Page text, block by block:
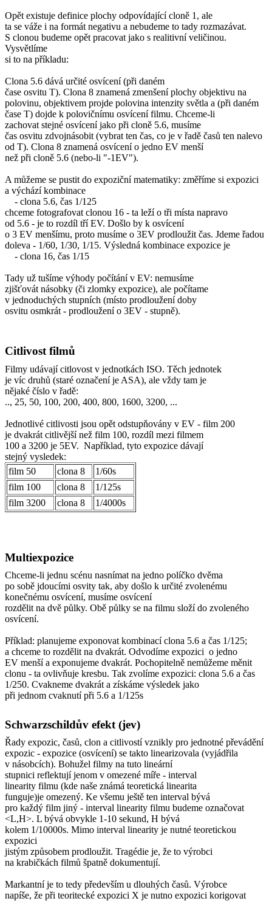
Opět existuje definice plochy odpovídající cloně 1, ale
ta se váže i na formát negativu a nebudeme to tady rozmazávat.
S clonou budeme opět pracovat jako s realitivní veličinou.
Vysvětlíme
si to na příkladu:
Clona 5.6 dává určité osvícení (při daném
čase osvitu T). Clona 8 znamená zmenšení plochy objektivu na
polovinu, objektivem projde polovina intenzity světla a (při daném
čase T) dojde k polovičnímu osvícení filmu. Chceme-li
zachovat stejné osvícení jako při cloně 5.6, musíme
čas osvitu zdvojnásobit (vybrat ten čas, co je v řadě časů ten nalevo
od T). Clona 8 znamená osvícení o jedno EV menší
než při cloně 5.6 (nebo-li "-1EV").
A můžeme se pustit do expoziční matematiky: změříme si expozici
a výchází kombinace
- clona 5.6, čas 1/125
chceme fotografovat clonou 16 - ta leží o tři místa napravo
od 5.6 - je to rozdíl tří EV. Došlo by k osvícení
o 3 EV menšímu, proto musíme o 3EV prodloužit čas. Jdeme řadou
doleva - 1/60, 1/30, 1/15. Výsledná kombinace expozice je
- clona 16, čas 1/15
Tady už tušíme výhody počítání v EV: nemusíme
zjišťovát násobky (či zlomky expozice), ale počítame
v jednoduchých stupních (místo prodloužení doby
osvitu osmkrát - prodloužení o 3EV - stupně).
Citlivost filmů
Filmy udávají citlovost v jednotkách ISO. Těch jednotek
je víc druhů (staré označení je ASA), ale vždy tam je
nějaké číslo v řadě:
.., 25, 50, 100, 200, 400, 800, 1600, 3200, ...
Jednotlivé citlivosti jsou opět odstupňovány v EV - film 200
je dvakrát citlivější než film 100, rozdíl mezi filmem
100 a 3200 je 5EV. Například, tyto expozice dávají
stejný vysledek:
film 50
clona 8
1/60s
film 100
clona 8
1/125s
film 3200
clona 8 1/4000s
Multiexpozice
Chceme-li jednu scénu nasnímat na jedno políčko dvěma
po sobě jdoucími osvity tak, aby došlo k určité zvolenému
konečnému osvícení, musíme osvícení
rozdělit na dvě půlky. Obě půlky se na filmu složí do zvoleného
osvícení.
Příklad: planujeme exponovat kombinací clona 5.6 a čas 1/125;
a chceme to rozdělit na dvakrát. Odvodíme expozici o jedno
EV menší a exponujeme dvakrát. Pochopitelně nemůžeme měnit
clonu - ta ovlivňuje kresbu. Tak zvolíme expozici: clona 5.6 a čas
1/250. Cvakneme dvakrát a získáme výsledek jako
při jednom cvaknutí při 5.6 a 1/125s
Schwarzschildův efekt (jev)
Řady expozic, časů, clon a citlivostí vznikly pro jednotné převádění
expozic - expozice (osvícení) se takto linearizovala (vyjádřila
v násobcích). Bohužel filmy na tuto lineární
stupnici reflektují jenom v omezené míře - interval
linearity filmu (kde naše známá teoretická linearita
funguje)je omezený. Ke všemu ještě ten interval bývá
pro každý film jiný - interval linearity filmu budeme označovat
<L,H>. L bývá obvykle 1-10 sekund, H bývá
kolem 1/10000s. Mimo interval linearity je nutné teoretickou
expozici
jistým způsobem prodloužit. Tragédie je, že to výrobci
na krabičkách filmů špatně dokumentují.
Markantní je to tedy především u dlouhých časů. Výrobce
napíše, že při teoritecké expozici X je nutno expozici korigovat